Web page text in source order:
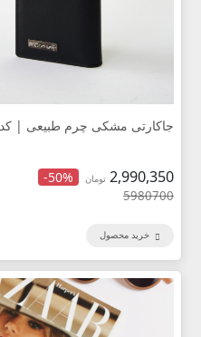
جاکارتی مشکی چرم طبیعی | کد 1010
2,990,350 تومان -50%
5980700
خرید محصول